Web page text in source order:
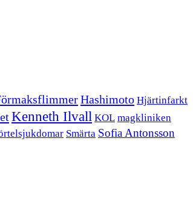
Hashimoto Hjärtinfarkt
Kenneth Ilvall KOL magkliniken
Smärta Sofia Antonsson